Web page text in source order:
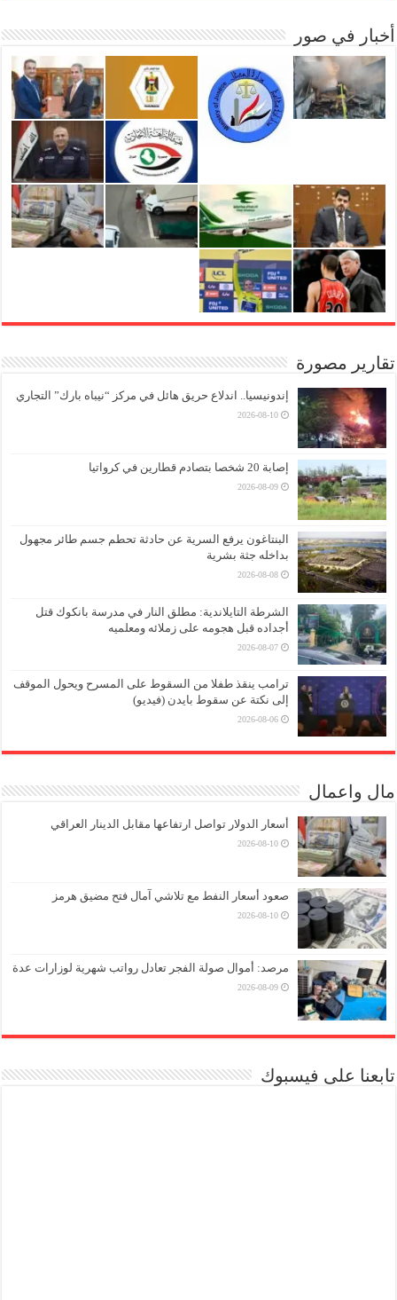
أخبار في صور
تقارير مصورة
إندونيسيا.. اندلاع حريق هائل في مركز “نيباه بارك” التجاري
2026-08-10
إصابة 20 شخصا بتصادم قطارين في كرواتيا
2026-08-09
البنتاغون يرفع السرية عن حادثة تحطم جسم طائر مجهول
بداخله جثة بشرية
2026-08-08
الشرطة التايلاندية: مطلق النار في مدرسة بانكوك قتل
أجداده قبل هجومه على زملائه ومعلميه
2026-08-07
ترامب ينقذ طفلا من السقوط على المسرح ويحول الموقف
إلى نكتة عن سقوط بايدن (فيديو)
2026-08-06
مال واعمال
أسعار الدولار تواصل ارتفاعها مقابل الدينار العراقي
2026-08-10
صعود أسعار النفط مع تلاشي آمال فتح مضيق هرمز
2026-08-10
مرصد: أموال صولة الفجر تعادل رواتب شهرية لوزارات عدة
2026-08-09
تابعنا على فيسبوك